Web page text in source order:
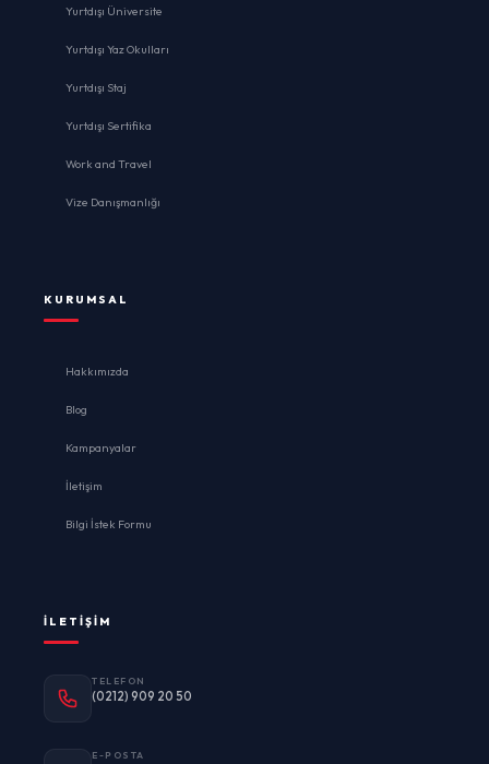
Yurtdışı Üniversite
Yurtdışı Yaz Okulları
Yurtdışı Staj
Yurtdışı Sertifika
Work and Travel
Vize Danışmanlığı
KURUMSAL
Hakkımızda
Blog
Kampanyalar
İletişim
Bilgi İstek Formu
İLETIŞIM
TELEFON
(0212) 909 20 50
E-POSTA